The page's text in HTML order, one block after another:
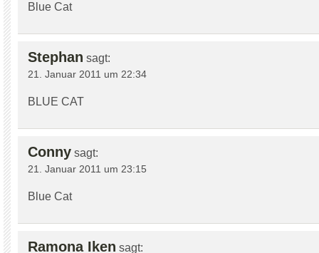
Blue Cat
Stephan sagt:
21. Januar 2011 um 22:34
BLUE CAT
Conny sagt:
21. Januar 2011 um 23:15
Blue Cat
Ramona Iken sagt: